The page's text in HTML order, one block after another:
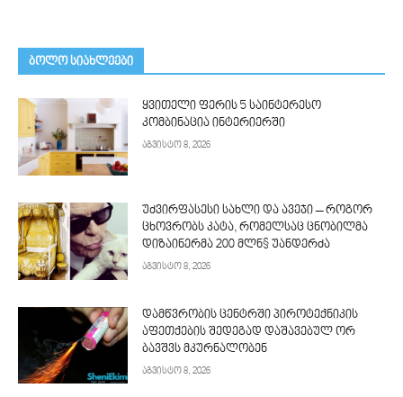
ᲑᲝᲚᲝ ᲡᲘᲐᲮᲚᲔᲔᲑᲘ
ყვითელი ფერის 5 საინტერესო
კომბინაცია ინტერიერში
აგვისტო 8, 2026
უძვირფასესი სახლი და ავეჯი – როგორ
ცხოვრობს კატა, რომელსაც ცნობილმა
დიზაინერმა 200 მლნ$ უანდერძა
აგვისტო 8, 2026
დამწვრობის ცენტრში პიროტექნიკის
აფეთქების შედეგად დაშავებულ ორ
ბავშვს მკურნალობენ
აგვისტო 8, 2026